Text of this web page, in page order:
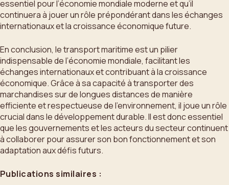
essentiel pour l’économie mondiale moderne et qu’il
continuera à jouer un rôle prépondérant dans les échanges
internationaux et la croissance économique future.
En conclusion, le transport maritime est un pilier
indispensable de l’économie mondiale, facilitant les
échanges internationaux et contribuant à la croissance
économique. Grâce à sa capacité à transporter des
marchandises sur de longues distances de manière
efficiente et respectueuse de l’environnement, il joue un rôle
crucial dans le développement durable. Il est donc essentiel
que les gouvernements et les acteurs du secteur continuent
à collaborer pour assurer son bon fonctionnement et son
adaptation aux défis futurs.
Publications similaires :